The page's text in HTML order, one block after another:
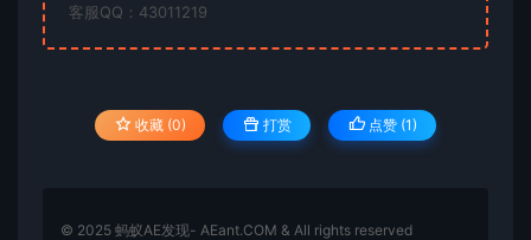
客服QQ：43011219
收藏 (0) 打赏 点赞 (1)
© 2025 蚂蚁AE发现- AEant.COM & All rights reserved